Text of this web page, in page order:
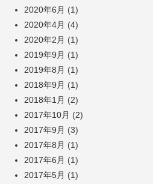
2020年6月 (1)
2020年4月 (4)
2020年2月 (1)
2019年9月 (1)
2019年8月 (1)
2018年9月 (1)
2018年1月 (2)
2017年10月 (2)
2017年9月 (3)
2017年8月 (1)
2017年6月 (1)
2017年5月 (1)